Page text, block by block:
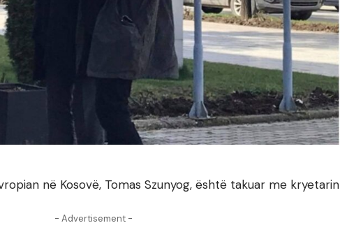
në Kosovë, Tomas Szunyog, është takuar me kryetarin
- Advertisement -